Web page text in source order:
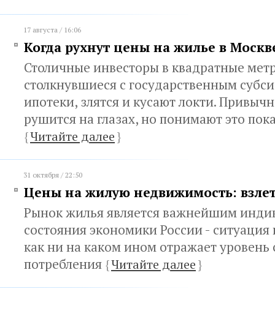
17 августа / 16:06
Когда рухнут цены на жилье в
Столичные инвесторы в квадратные
столкнувшиеся с государственным
ипотеки, злятся и кусают локти.
рушится на глазах, но понимают это
{Читайте далее}
31 октября / 22:50
Цены на жилую недвижимость:
Рынок жилья является важнейшим
состояния экономики России -
как ни на каком ином отражает уровень
потребления {Читайте далее}